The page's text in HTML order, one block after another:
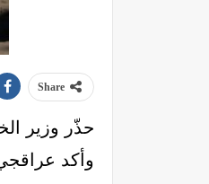
Share
حذّر وزير
وأكد